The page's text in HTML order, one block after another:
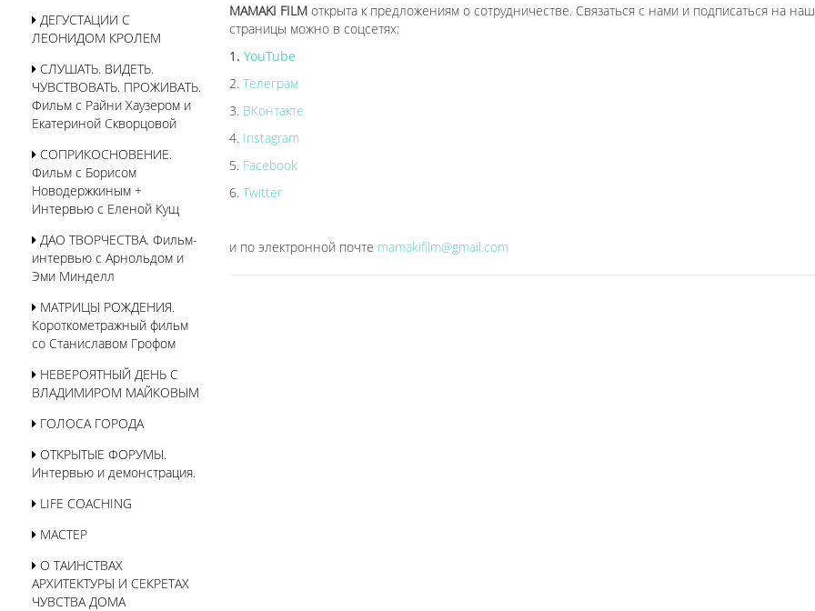
ДЕГУСТАЦИИ С
ЛЕОНИДОМ КРОЛЕМ
СЛУШАТЬ. ВИДЕТЬ.
ЧУВСТВОВАТЬ. ПРОЖИВАТЬ.
Фильм с Райни Хаузером и
Екатериной Скворцовой
СОПРИКОСНОВЕНИЕ.
Фильм с Борисом
Новодержкиным +
Интервью с Еленой Кущ
ДАО ТВОРЧЕСТВА. Фильм-
интервью с Арнольдом и
Эми Минделл
МАТРИЦЫ РОЖДЕНИЯ.
Короткометражный фильм
со Станиславом Грофом
НЕВЕРОЯТНЫЙ ДЕНЬ С
ВЛАДИМИРОМ МАЙКОВЫМ
ГОЛОСА ГОРОДА
ОТКРЫТЫЕ ФОРУМЫ.
Интервью и демонстрация.
LIFE COACHING
МАСТЕР
О ТАИНСТВАХ
АРХИТЕКТУРЫ И СЕКРЕТАХ
ЧУВСТВА ДОМА
MAMAKI FILM открыта к предложениям о сотрудничестве. Связаться с нами и подписаться на
страницы можно в соцсетях:
YouTube
Телеграм
ВКонтакте
Instagram
Facebook
Twitter
и по электронной почте mamakifilm@gmail.com